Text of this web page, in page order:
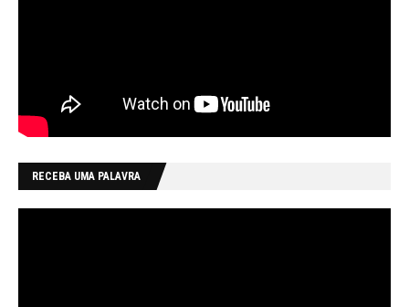
RECEBA UMA PALAVRA